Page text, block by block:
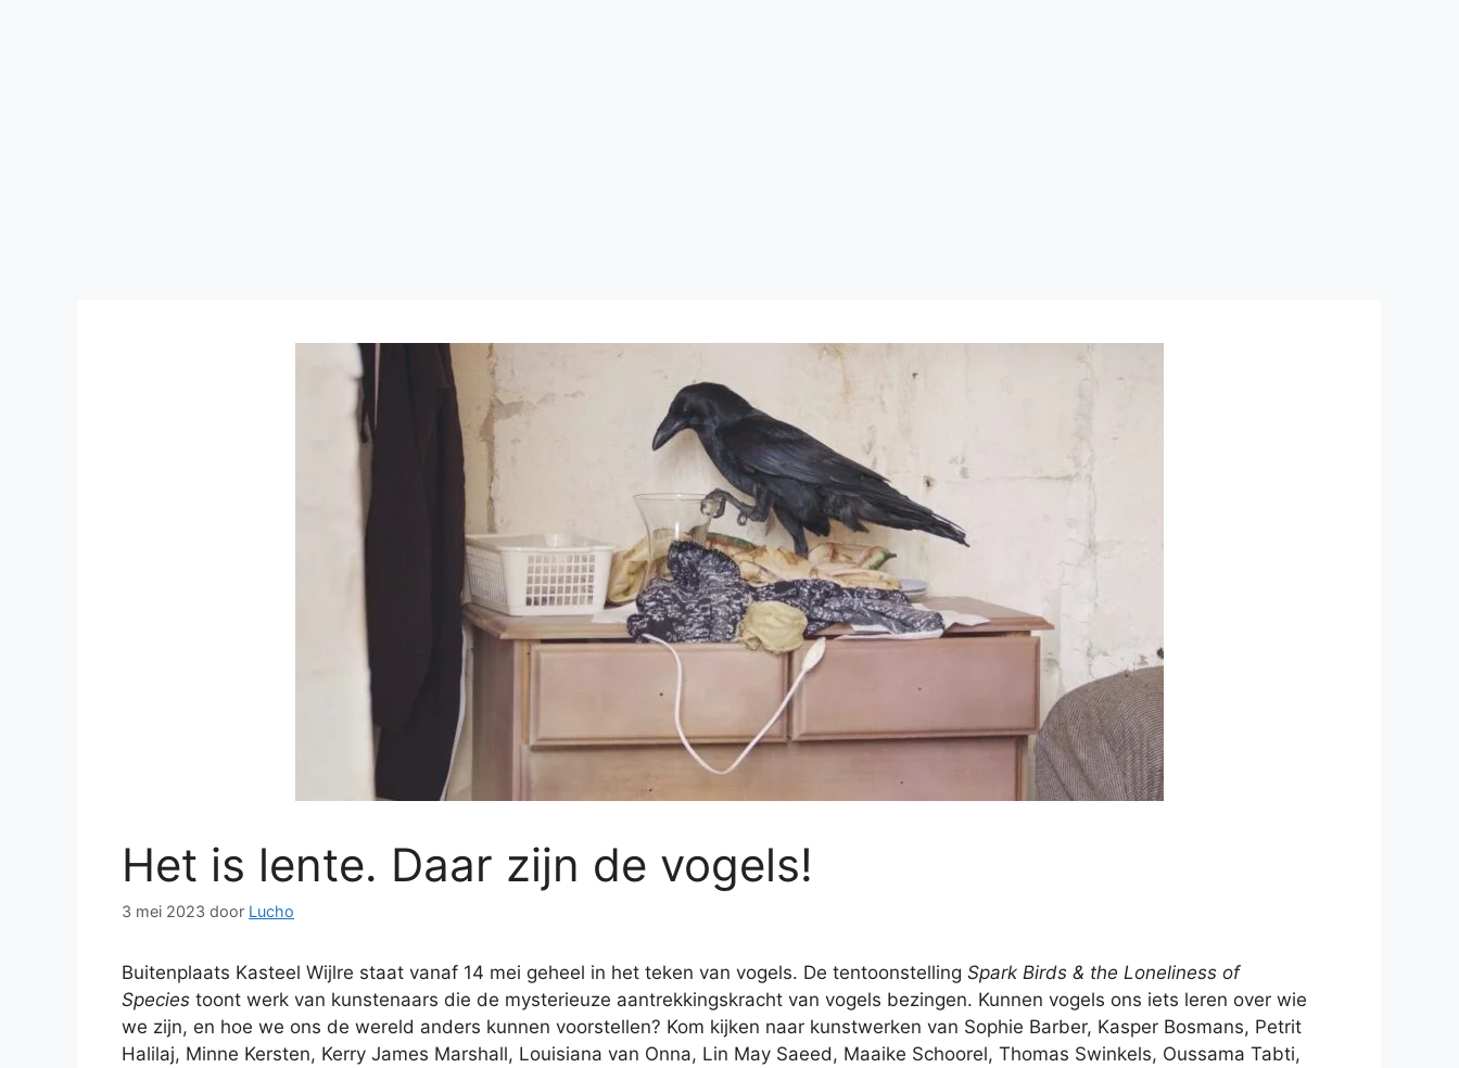
Het is lente. Daar zijn de vogels!
3 mei 2023 door Lucho
Buitenplaats Kasteel Wijlre staat vanaf 14 mei geheel in het teken van vogels. De tentoonstelling Spark Birds & the Loneliness of
Species toont werk van kunstenaars die de mysterieuze aantrekkingskracht van vogels bezingen. Kunnen vogels ons iets leren over wie
we zijn, en hoe we ons de wereld anders kunnen voorstellen? Kom kijken naar kunstwerken van Sophie Barber, Kasper Bosmans, Petrit
Halilaj, Minne Kersten, Kerry James Marshall, Louisiana van Onna, Lin May Saeed, Maaike Schoorel, Thomas Swinkels, Oussama Tabti,